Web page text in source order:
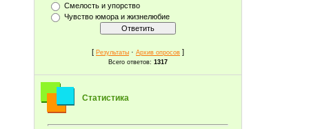
Смелость и упорство
Чувство юмора и жизнелюбие
[ Результаты · Архив опросов ]
Всего ответов: 1317
Статистика